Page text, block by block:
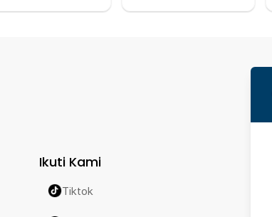
Ikuti Kami
Tiktok